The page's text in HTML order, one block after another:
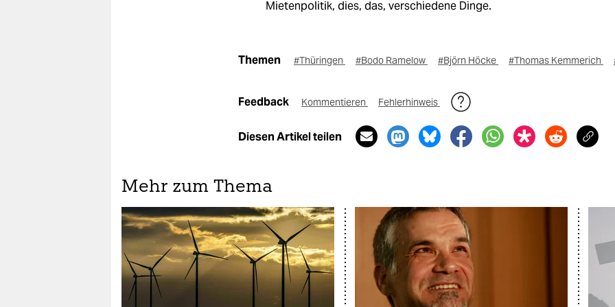
Mietenpolitik, dies, das, verschiedene Dinge.
Themen #Thüringen #Bodo Ramelow #Björn Höcke #Thomas Kemmerich
Feedback Kommentieren Fehlerhinweis
Diesen Artikel teilen
Mehr zum Thema